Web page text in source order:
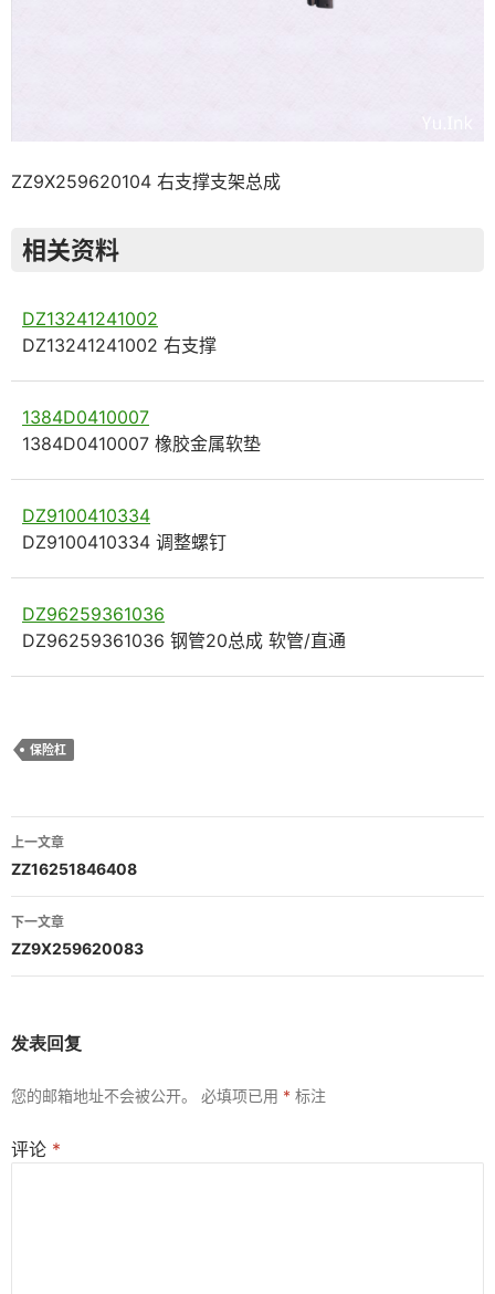
ZZ9X259620104 右支撑支架总成
相关资料
DZ13241241002
DZ13241241002 右支撑
1384D0410007
1384D0410007 橡胶金属软垫
DZ9100410334
DZ9100410334 调整螺钉
DZ96259361036
DZ96259361036 钢管20总成 软管/直通
保险杠
文
章
导
航
上一文章
ZZ16251846408
下一文章
ZZ9X259620083
发表回复
您的邮箱地址不会被公开。 必填项已用 * 标注
评论 *